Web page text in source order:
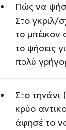
Πώς να
Στο γκριλ/
το
το ψήσεις
πολύ
Στο τηγάνι
κρύο
άφησέ το